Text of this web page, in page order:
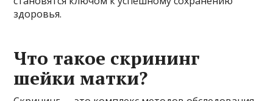
здоровья.
Что такое скрининг
шейки матки?